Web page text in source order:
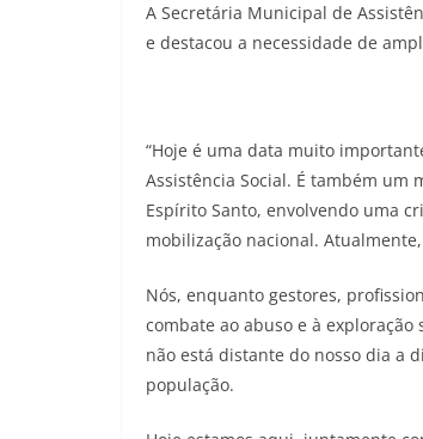
A Secretária Municipal de
e destacou a necessidade de
“Hoje é uma data muito
Assistência Social. É também
Espírito Santo, envolvendo uma
mobilização nacional.
Nós, enquanto gestores,
combate ao abuso e à
não está distante do nosso dia a
população.